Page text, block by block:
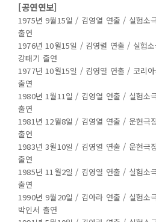
[공연연보]
1975년 9월15일 / 김영열 연출 / 실험소
출연
1976년 10월15일 / 김영렬 연출 / 실험
강태기 출연
1977년 10월15일 / 김영열 연출 / 코리
출연
1980년 1월11일 / 김영열 연출 / 실험소
출연
1981년 12월8일 / 김영열 연출 / 운현극
출연
1983년 3월10일 / 김영열 연출 / 운현극
출연
1985년 11월2일 / 김영열 연출 / 실험소
출연
1990년 9월20일 / 김아라 연출 / 실험소
박인서 출연